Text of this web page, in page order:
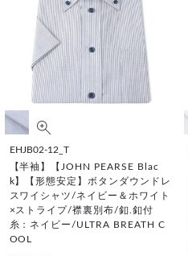
EHJB02-12_T
【半袖】【JOHN PEARSE Blac
k】【形態安定】ボタンダウンドレ
スワイシャツ/ネイビー＆ホワイト
×ストライプ/襟裏別布/釦.釦付
糸：ネイビー/ULTRA BREATH C
OOL